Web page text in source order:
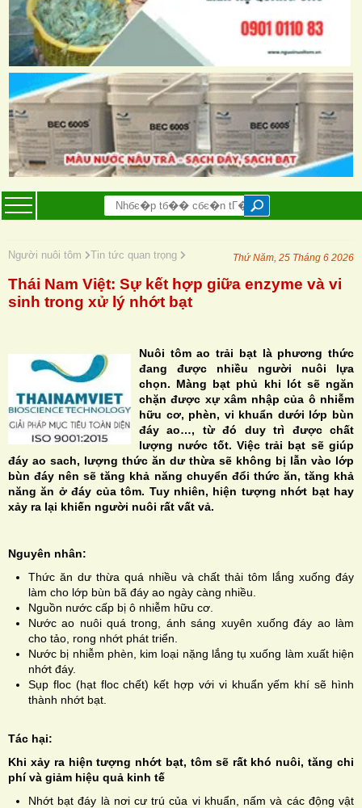
Người nuôi tôm Tin tức quan trọng Thứ Năm, 25 Tháng 6 2026
Thái Nam Việt: Sự kết hợp giữa enzyme và vi
sinh trong xử lý nhớt bạt
Nuôi tôm ao trải bạt là phương thức
đang được nhiều người nuôi lựa
chọn. Màng bạt phủ khi lót sẽ ngăn
chặn được xự xâm nhập của ô nhiễm
hữu cơ, phèn, vi khuẩn dưới lớp bùn
đáy ao…, từ đó duy trì được chất
lượng nước tốt. Việc trải bạt sẽ giúp
đáy ao sach, lượng thức ăn dư thừa sẽ không bị lẫn vào lớp
bùn đáy nên sẽ tăng khả năng chuyển đổi thức ăn, tăng khả
năng ăn ở đáy của tôm. Tuy nhiên, hiện tượng nhớt bạt hay
xảy ra lại khiến người nuôi rất vất vả.
Nguyên nhân:
Thức ăn dư thừa quá nhiều và chất thải tôm lắng xuống đáy
làm cho lớp bùn bã đáy ao ngày càng nhiều.
Nguồn nước cấp bị ô nhiễm hữu cơ.
Nước ao nuôi quá trong, ánh sáng xuyên xuống đáy ao làm
cho tảo, rong nhớt phát triển.
Nước bị nhiễm phèn, kim loại nặng lắng tụ xuống làm xuất hiện
nhớt đáy.
Sụp floc (hạt floc chết) kết hợp với vi khuẩn yếm khí sẽ hình
thành nhớt bạt.
Tác hại:
Khi xảy ra hiện tượng nhớt bạt, tôm sẽ rất khó nuôi, tăng chi
phí và giảm hiệu quả kinh tế
Nhớt bạt đáy là nơi cư trú của vi khuẩn, nấm và các động vật